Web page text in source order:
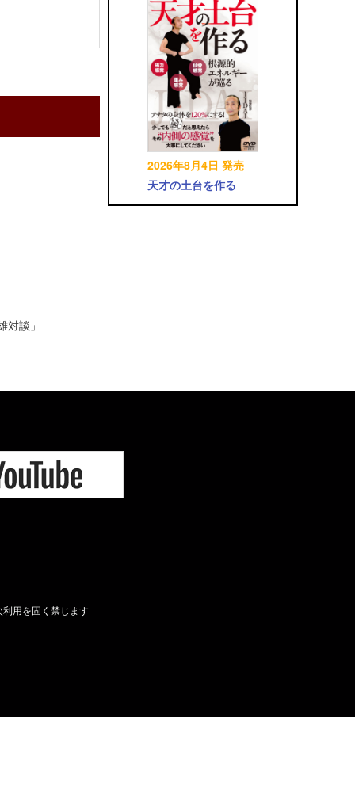
談」
2026年8月4日 発売
天才の土台を作る
用を固く禁じます